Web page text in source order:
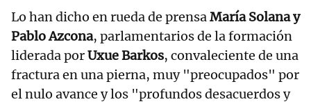
Lo han dicho en rueda de prensa María Solana y
Pablo Azcona, parlamentarios de la formación
liderada porUxue Barkos, convaleciente de una
fractura en una pierna, muy "preocupados" por
el nulo avance y los "profundos desacuerdos y